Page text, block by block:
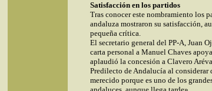
Satisfacción en los partidos
Tras conocer este nombramiento los
andaluza mostraron su satisfacción,
pequeña crítica.
El secretario general del PP-A, Juan
carta personal a Manuel Chaves
aplaudió la concesión a Clavero
Predilecto de Andalucía al considerar
merecido porque es uno de los